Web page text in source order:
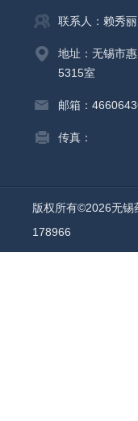
联系人：赖秀丽
地址：无锡市
5315室
邮箱：
传真：
版权所有©2026无
178966